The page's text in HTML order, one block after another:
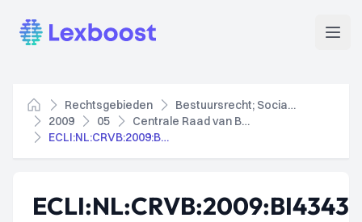
Lexboost
Home
Rechtsgebieden
Bestuursrecht; Socialezekerheidsrecht
2009
05
Centrale Raad van Beroep
ECLI:NL:CRVB:2009:BI4343
ECLI:NL:CRVB:2009:BI4343